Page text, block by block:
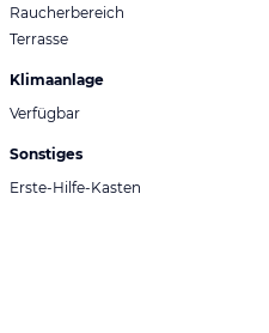
Raucherbereich
Terrasse
Klimaanlage
Verfügbar
Sonstiges
Erste-Hilfe-Kasten